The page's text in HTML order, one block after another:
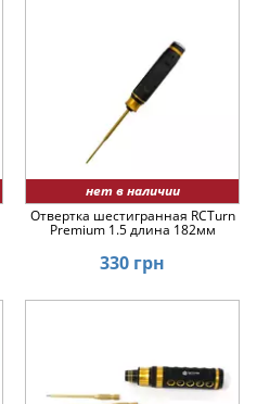
нет в наличии
Отвертка шестигранная RCTurn
Premium 1.5 длина 182мм
330 грн